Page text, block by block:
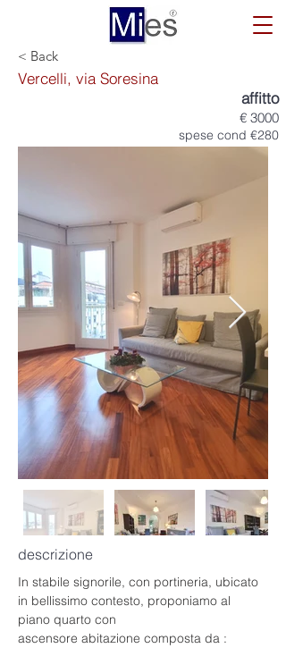
< Back
Vercelli, via Soresina
affitto
€ 3000
spese cond €280
descrizione
In stabile signorile, con portineria, ubicato
in bellissimo contesto, proponiamo al
piano quarto con
ascensore abitazione composta da :